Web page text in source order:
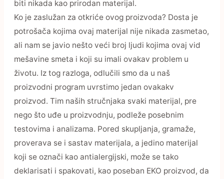
biti nikada kao prirodan materijal.
Ko je zaslužan za otkriće ovog proizvoda? Dosta je
potrošača kojima ovaj materijal nije nikada zasmetao,
ali nam se javio nešto veći broj ljudi kojima ovaj vid
mešavine smeta i koji su imali ovakav problem u
životu. Iz tog razloga, odlučili smo da u naš
proizvodni program uvrstimo jedan ovakakv
proizvod. Tim naših stručnjaka svaki materijal, pre
nego što uđe u proizvodnju, podleže posebnim
testovima i analizama. Pored skupljanja, gramaže,
proverava se i sastav materijala, a jedino materijal
koji se označi kao antialergijski, može se tako
deklarisati i spakovati, kao poseban EKO proizvod, da